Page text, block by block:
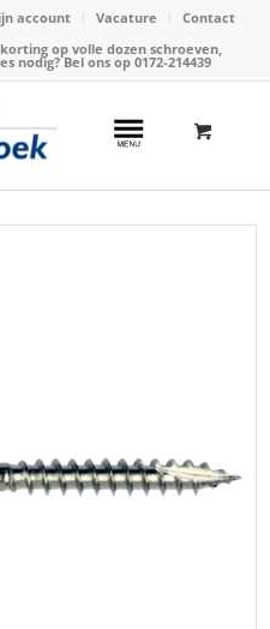
account Vacature
Contact
op volle dozen schroeven,
nodig? Bel ons op 0172-214439
potdekselschroeven /